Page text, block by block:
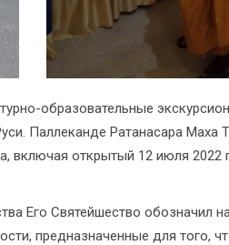
образовательные
Паллеканде Ратанасара Маха
включая открытый 12 июля 2022
Его Святейшество обозначил
предназначенные для того,